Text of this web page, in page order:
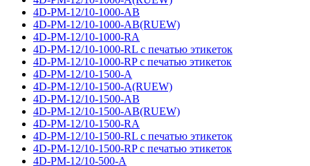
4D-PM-12/10-1000-AB
4D-PM-12/10-1000-AB(RUEW)
4D-PM-12/10-1000-RA
4D-PM-12/10-1000-RL с печатью этикеток
4D-PM-12/10-1000-RP с печатью этикеток
4D-PM-12/10-1500-A
4D-PM-12/10-1500-A(RUEW)
4D-PM-12/10-1500-AB
4D-PM-12/10-1500-AB(RUEW)
4D-PM-12/10-1500-RA
4D-PM-12/10-1500-RL с печатью этикеток
4D-PM-12/10-1500-RP с печатью этикеток
4D-PM-12/10-500-A